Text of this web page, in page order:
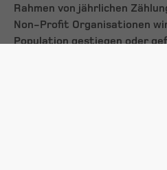
Rahmen von jährlichen
Non-Profit Organisationen
Population gestiegen oder